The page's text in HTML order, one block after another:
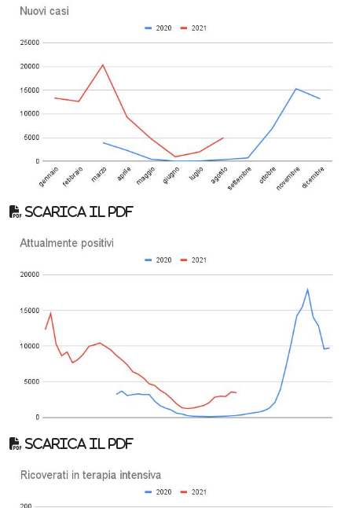
Scarica il pdf
Scarica il pdf